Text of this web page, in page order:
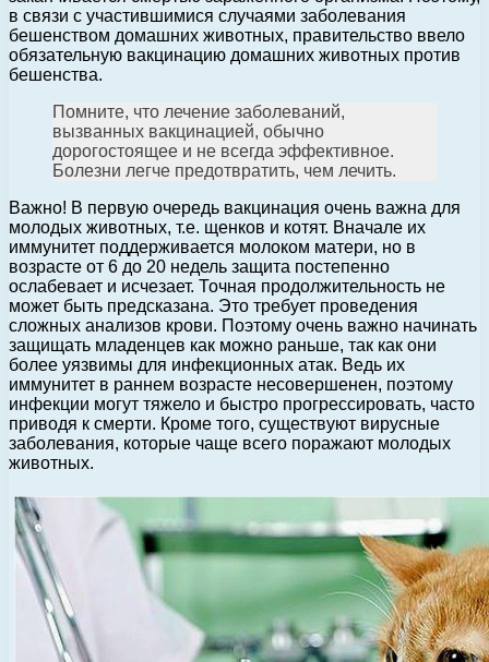
в связи с участившимися случаями заболевания
бешенством домашних животных, правительство ввело
обязательную вакцинацию домашних животных против
бешенства.
Помните, что лечение заболеваний,
вызванных вакцинацией, обычно
дорогостоящее и не всегда эффективное.
Болезни легче предотвратить, чем лечить.
Важно! В первую очередь вакцинация очень важна для
молодых животных, т.е. щенков и котят. Вначале их
иммунитет поддерживается молоком матери, но в
возрасте от 6 до 20 недель защита постепенно
ослабевает и исчезает. Точная продолжительность не
может быть предсказана. Это требует проведения
сложных анализов крови. Поэтому очень важно начинать
защищать младенцев как можно раньше, так как они
более уязвимы для инфекционных атак. Ведь их
иммунитет в раннем возрасте несовершенен, поэтому
инфекции могут тяжело и быстро прогрессировать, часто
приводя к смерти. Кроме того, существуют вирусные
заболевания, которые чаще всего поражают молодых
животных.